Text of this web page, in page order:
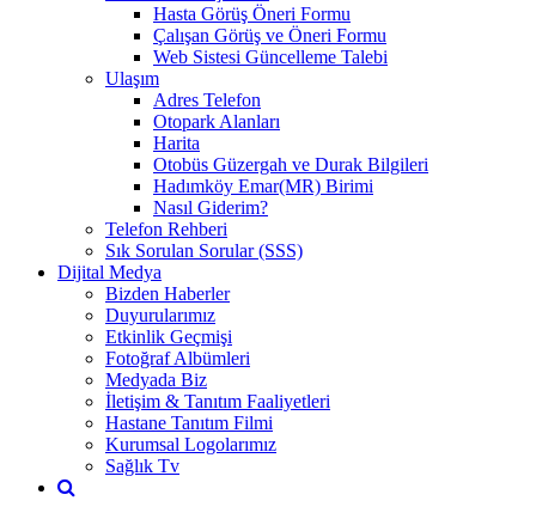
Hasta Görüş Öneri Formu
Çalışan Görüş ve Öneri Formu
Web Sistesi Güncelleme Talebi
Ulaşım
Adres Telefon
Otopark Alanları
Harita
Otobüs Güzergah ve Durak Bilgileri
Hadımköy Emar(MR) Birimi
Nasıl Giderim?
Telefon Rehberi
Sık Sorulan Sorular (SSS)
Dijital Medya
Bizden Haberler
Duyurularımız
Etkinlik Geçmişi
Fotoğraf Albümleri
Medyada Biz
İletişim & Tanıtım Faaliyetleri
Hastane Tanıtım Filmi
Kurumsal Logolarımız
Sağlık Tv